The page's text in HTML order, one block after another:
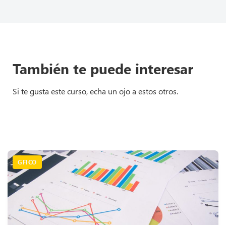
También te puede interesar
Si te gusta este curso, echa un ojo a estos otros.
GFICO